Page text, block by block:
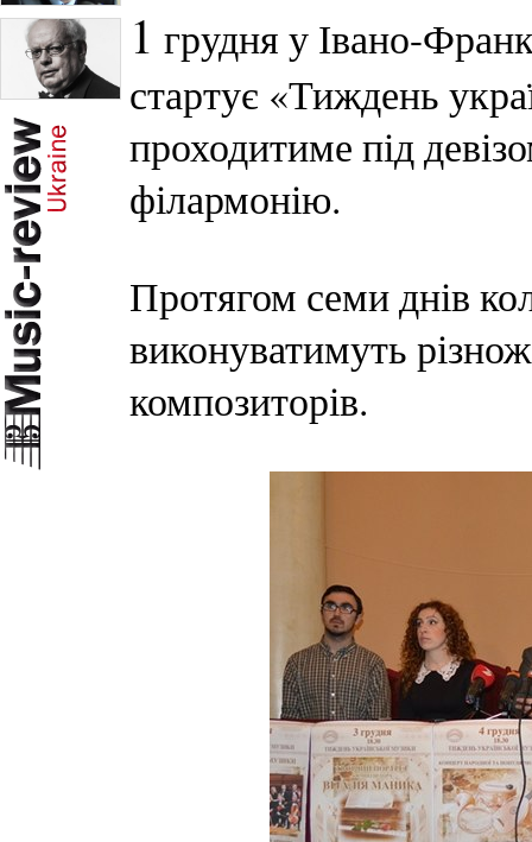
1 грудня у Івано-
стартує «Тиждень
проходитиме під
філармонію.
Протягом семи днів
виконуватимуть
композиторів.